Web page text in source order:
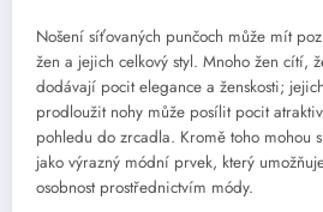
Nošení síťovaných punčoch může mít
žen a jejich celkový styl. Mnoho žen cítí,
dodávají pocit elegance a ženskosti;
prodloužit nohy může posílit pocit
pohledu do zrcadla. Kromě toho mohou
jako výrazný módní prvek, který
osobnost prostřednictvím módy.